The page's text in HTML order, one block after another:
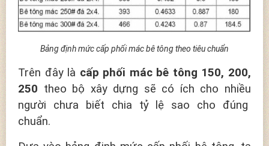
Bảng định mức cấp phối mác bê tông theo tiêu chuẩn
Trên đây là cấp phối mác bê tông 150, 200,
250 theo bộ xây dựng sẽ có ích cho nhiều
người chưa biết chia tỷ lệ sao cho đúng
chuẩn.